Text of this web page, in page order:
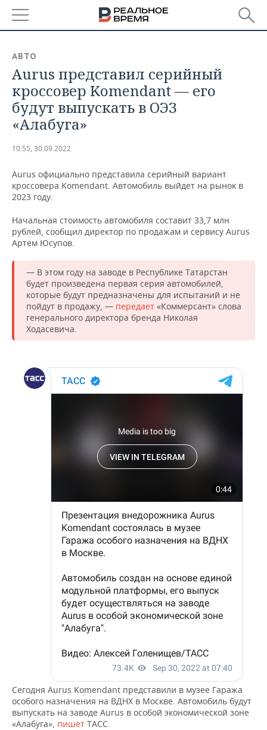
БАШКОРТОСТАН
ТАТАРСТАН
УДМУРТИЯ
НОВОСТИ
АНАЛИТИКА
НОВОСТИ АНАЛИТИКИ
ДЕКЛАРАЦИИ О ДОХОДАХ
КОРОЛИ ГОСЗАКАЗА ПФО
КОМУ ПРИНАДЛЕЖАТ
ТОРГОВЫЕ ЦЕНТРЫ
ЭКОНОМИКА
НОВОСТИ ЭКОНОМИКИ
ФИНАНСЫ
БЮДЖЕТ
ИНВЕСТИЦИИ
ПРОМЫШЛЕННОСТЬ
НОВОСТИ
ПРОМЫШЛЕННОСТИ
АГРОПРОМ
МАШИНОСТРОЕНИЕ
НЕФТЕХИМИЯ
НЕФТЬ
ОПК
НЕДВИЖИМОСТЬ
НОВОСТИ АВТО
БИЗНЕС
НОВОСТИ БИЗНЕСА
РОЗНИЧНАЯ ТОРГОВЛЯ
ТРАНСПОРТ
ТЕХНОЛОГИИ
НОВОСТИ ТЕХНОЛОГИЙ
ТЕЛЕКОММУНИКАЦИИ
МЕРОПРИЯТИЯ
НОВОСТИ МЕРОПРИЯТИЙ
БИЗНЕС-БРАНЧИ
СПОРТ
ФУТБОЛ
ФИГУРНОЕ КАТАНИЕ
ВОДНЫЕ ВИДЫ СПОРТА
НОВОСТИ ОБЩЕСТВА
МЕДИЦИНА
ОБРАЗОВАНИЕ
ФОТОГАЛЕРЕЯ
АВТО
Aurus представил серийный
кроссовер Komendant — его
будут выпускать в ОЭЗ
«Алабуга»
10:55, 30.09.2022
Aurus официально представила серийный вариант
кроссовера Komendant. Автомобиль выйдет на рынок в
2023 году.
Начальная стоимость автомобиля составит 33,7 млн
рублей, сообщил директор по продажам и сервису Aurus
Артем Юсупов.
— В этом году на заводе в Республике Татарстан
будет произведена первая серия автомобилей,
которые будут предназначены для испытаний и не
пойдут в продажу, — передает «Коммерсант» слова
генерального директора бренда Николая
Ходасевича.
Сегодня Aurus Komendant представили в музее Гаража
особого назначения на ВДНХ в Москве. Автомобиль будут
выпускать на заводе Aurus в особой экономической зоне
«Алабуга», пишет ТАСС.